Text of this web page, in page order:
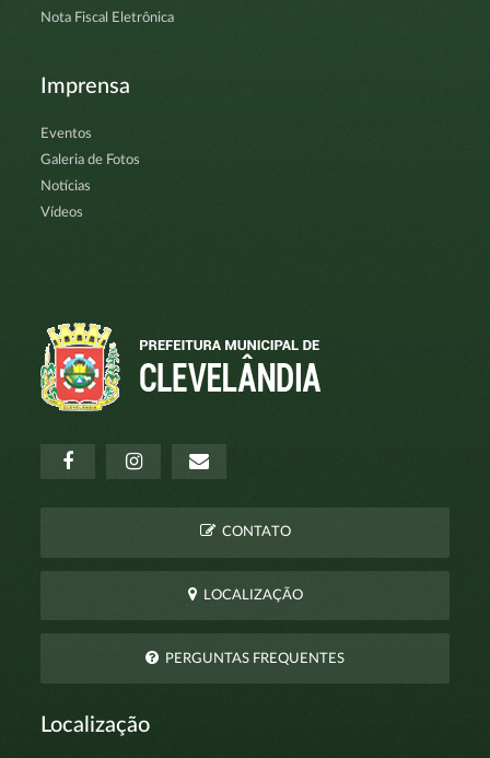
Nota Fiscal Eletrônica
Imprensa
Eventos
Galeria de Fotos
Notícias
Vídeos
CONTATO
LOCALIZAÇÃO
PERGUNTAS FREQUENTES
Localização